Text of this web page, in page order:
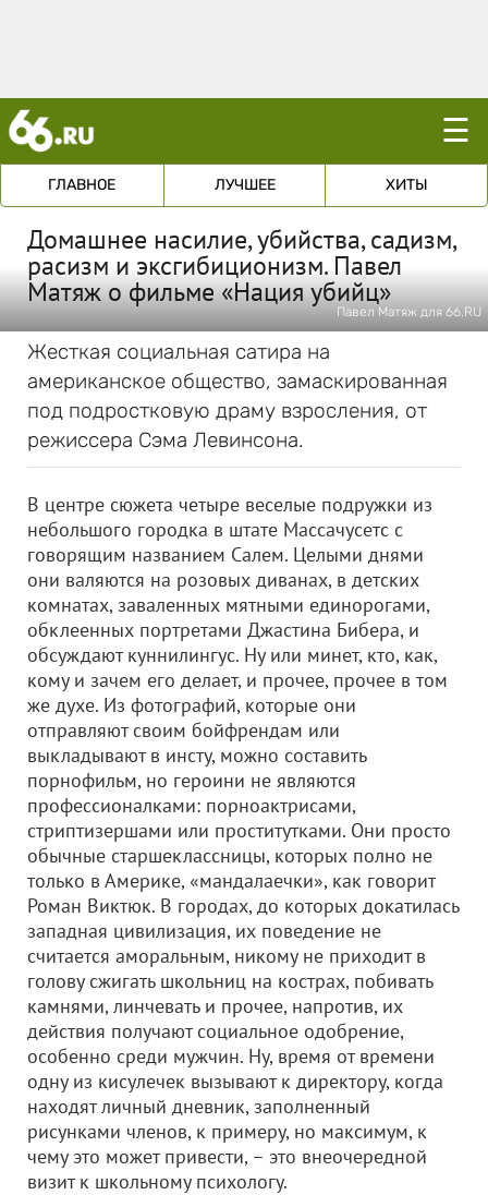
☰
ГЛАВНОЕ ЛУЧШЕЕ ХИТЫ
Домашнее насилие, убийства, садизм,
расизм и эксгибиционизм. Павел
Матяж о фильме «Нация убийц»
Павел Матяж для 66.RU
Жесткая социальная сатира на
американское общество, замаскированная
под подростковую драму взросления, от
режиссера Сэма Левинсона.
В центре сюжета четыре веселые подружки из
небольшого городка в штате Массачусетс с
говорящим названием Салем. Целыми днями
они валяются на розовых диванах, в детских
комнатах, заваленных мятными единорогами,
обклеенных портретами Джастина Бибера, и
обсуждают куннилингус. Ну или минет, кто, как,
кому и зачем его делает, и прочее, прочее в том
же духе. Из фотографий, которые они
отправляют своим бойфрендам или
выкладывают в инсту, можно составить
порнофильм, но героини не являются
профессионалками: порноактрисами,
стриптизершами или проститутками. Они просто
обычные старшеклассницы, которых полно не
только в Америке, «мандалаечки», как говорит
Роман Виктюк. В городах, до которых докатилась
западная цивилизация, их поведение не
считается аморальным, никому не приходит в
голову сжигать школьниц на кострах, побивать
камнями, линчевать и прочее, напротив, их
действия получают социальное одобрение,
особенно среди мужчин. Ну, время от времени
одну из кисулечек вызывают к директору, когда
находят личный дневник, заполненный
рисунками членов, к примеру, но максимум, к
чему это может привести, – это внеочередной
визит к школьному психологу.